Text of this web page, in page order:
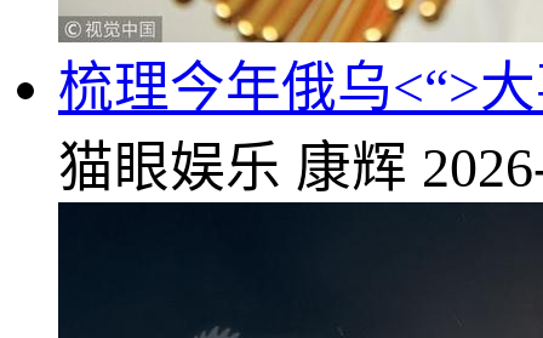
梳理今年俄乌<“>
猫眼娱乐 康辉